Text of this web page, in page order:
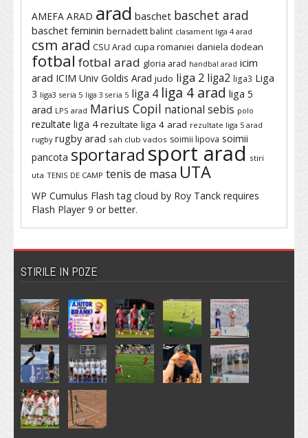
AMEFA ARAD arad baschet baschet arad
baschet feminin bernadett balint clasament liga 4 arad
csm arad CSU Arad cupa romaniei daniela dodean
fotbal fotbal arad gloria arad handbal arad icim
arad ICIM Univ Goldis Arad judo liga 2 liga2 liga3 Liga
3 liga3 seria 5 liga 3 seria 5 liga 4 liga 4 arad liga 5
arad LPS arad Marius Copil national sebis polo
rezultate liga 4 rezultate liga 4 arad rezultate liga 5 arad
rugby rugby arad sah club vados soimii lipova soimii
pancota sportarad sport arad stiri
uta TENIS DE CAMP tenis de masa UTA
WP Cumulus Flash tag cloud by Roy Tanck requires
Flash Player 9 or better.
STIRILE IN POZE